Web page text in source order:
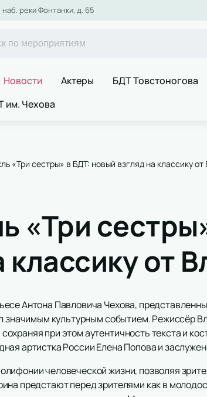
реки Фонтанки, д. 65
Новости Актеры БДТ Товстоногова
им. Чехова
«Три сестры» в БДТ: новый взгляд на классику
«Три
классику от
Антона Павловича Чехова,
значимым культурным событием. Режиссёр
при этом аутентичность текста и
артистка России Елена Попова и
человеческой жизни, позволяя
предстают перед зрителями как в